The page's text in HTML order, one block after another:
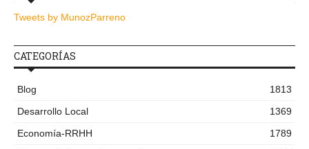
Tweets by MunozParreno
CATEGORÍAS
Blog
1813
Desarrollo Local
1369
Economía-RRHH
1789